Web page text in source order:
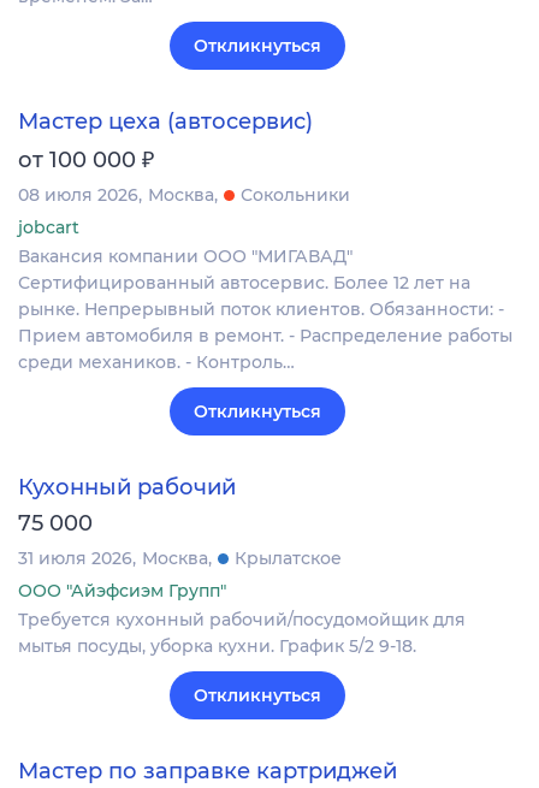
Откликнуться
Мастер цеха (автосервис)
от 100 000 ₽
08 июля 2026 Москва
Сокольники
jobcart
Вакансия компании ООО "МИГАВАД"
Сертифицированный автосервис. Более 12 лет на
рынке. Непрерывный поток клиентов. Обязанности: -
Прием автомобиля в ремонт. - Распределение работы
среди механиков. - Контроль…
Откликнуться
Кухонный рабочий
75 000
31 июля 2026 Москва
Крылатское
ООО "Айэфсиэм Групп"
Требуется кухонный рабочий/посудомойщик для
мытья посуды, уборка кухни. График 5/2 9-18.
Откликнуться
Мастер по заправке картриджей